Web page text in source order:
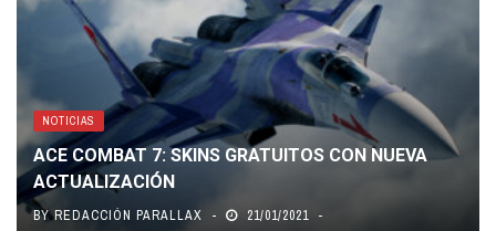
NOTICIAS
ACE COMBAT 7: SKINS GRATUITOS CON NUEVA
ACTUALIZACIÓN
BYREDACCIÓN PARALLAX 21/01/2021